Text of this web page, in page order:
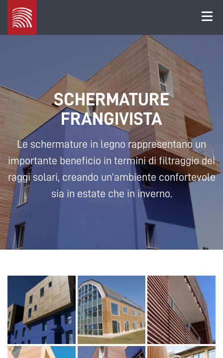
Legno
Marchetti
SCHERMATURE
FRANGIVISTA
Le schermature in legno rappresentano un
importante beneficio in termini di filtraggio dei
raggi solari, creando un’ambiente confortevole
sia in estate che in inverno.